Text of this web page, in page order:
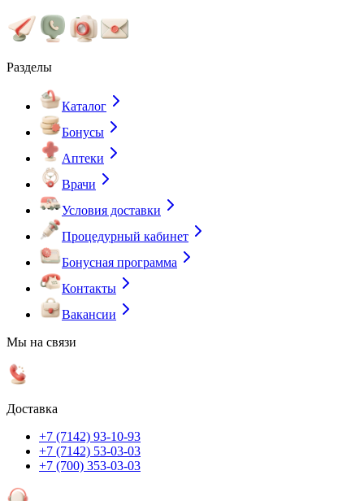
Разделы
Каталог
Бонусы
Аптеки
Врачи
Условия доставки
Процедурный кабинет
Бонусная программа
Контакты
Вакансии
Мы на связи
Доставка
+7 (7142) 93-10-93
+7 (7142) 53-03-03
+7 (700) 353-03-03